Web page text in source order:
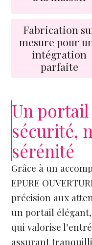
Fabrication
mesure pour
intégration
parfaite
Un
sécurité,
sérénité
Grâce à un
EPURE
précision aux
un portail
qui valorise
assurant